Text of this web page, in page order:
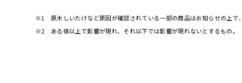
※1 原木しいたけなど原因が確認されている一部の商品はお知らせの上で
※2 ある値以上で影響が現れ、それ以下では影響が現れないとするもの。